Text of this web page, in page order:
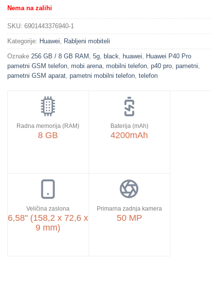
Nema na zalihi
SKU: 6901443376940-1
Kategorije: Huawei Rabljeni mobiteli
Oznake 256 GB / 8 GB RAM 5g black huawei
Huawei P40 Pro
pametni GSM telefon mobi arena mobilni telefon p40 pro pametni
pametni GSM aparat pametni mobilni telefon telefon
Radna memorija (RAM)
8 GB
Baterija (mAh)
4200mAh
Veličina zaslona
6,58" (158,2 x 72,6 x
9 mm)
Primarna zadnja kamera
50 MP